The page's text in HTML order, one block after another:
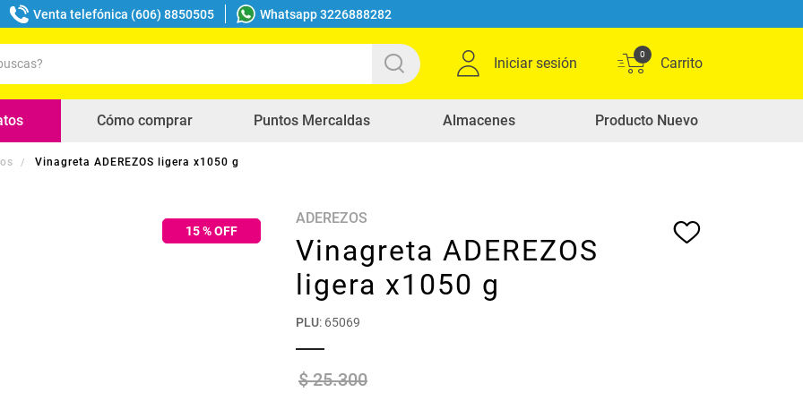
Venta telefónica (606) 8850505 Whatsapp 3226888282
Iniciar sesión
0
Cómo comprar Puntos Mercaldas Almacenes Producto Nuevo
Vinagreta ADEREZOS ligera x1050 g
15% OFF
ADEREZOS
Vinagreta ADEREZOS
ligera x1050 g
PLU: 65069
$ 25.300
buscados